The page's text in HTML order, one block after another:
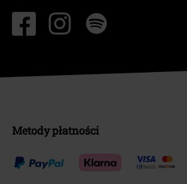
Metody płatności